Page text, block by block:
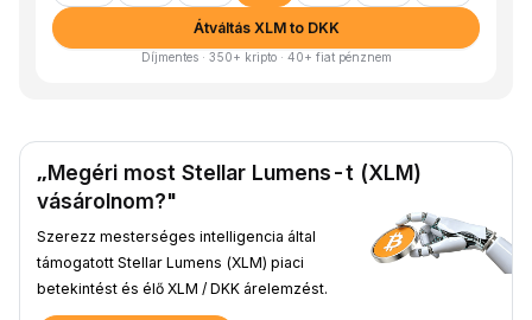
Átváltás XLM to DKK
Díjmentes · 350+ kripto · 40+ fiat pénznem
„Megéri most Stellar Lumens-t (XLM)
vásárolnom?"
Szerezz mesterséges intelligencia által
támogatott Stellar Lumens (XLM) piaci
betekintést és élő XLM / DKK árelemzést.